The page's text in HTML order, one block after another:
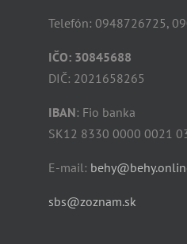
Telefón: 0948726725,
IČO: 30845688
DIČ: 2021658265
IBAN: Fio banka
SK12 8330 0000 0021
E-mail:
sbs@zoznam.sk